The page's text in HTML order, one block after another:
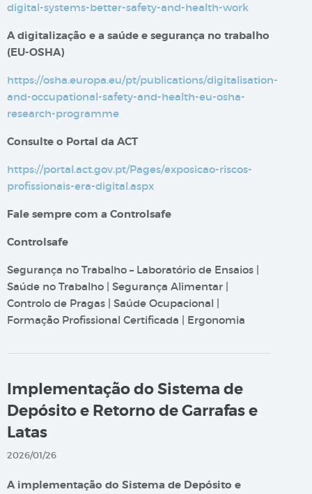
digital-systems-better-safety-and-health-work
A digitalização e a saúde e segurança no trabalho
(EU-OSHA)
https://osha.europa.eu/pt/publications/digitalisation-
and-occupational-safety-and-health-eu-osha-
research-programme
Consulte o Portal da ACT
https://portal.act.gov.pt/Pages/exposicao-riscos-
profissionais-era-digital.aspx
Fale sempre com a Controlsafe
Controlsafe
Segurança no Trabalho – Laboratório de Ensaios |
Saúde no Trabalho | Segurança Alimentar |
Controlo de Pragas | Saúde Ocupacional |
Formação Profissional Certificada | Ergonomia
Implementação do Sistema de
Depósito e Retorno de Garrafas e
Latas
2026/01/26
A implementação do Sistema de Depósito e